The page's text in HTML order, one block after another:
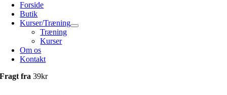
Forside
Butik
Kurser/Træning
Træning
Kurser
Om os
Kontakt
Fragt fra39kr